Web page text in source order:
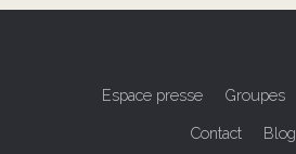
Espace presse Groupes
Contact Blog